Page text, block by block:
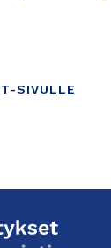
SIVULLE